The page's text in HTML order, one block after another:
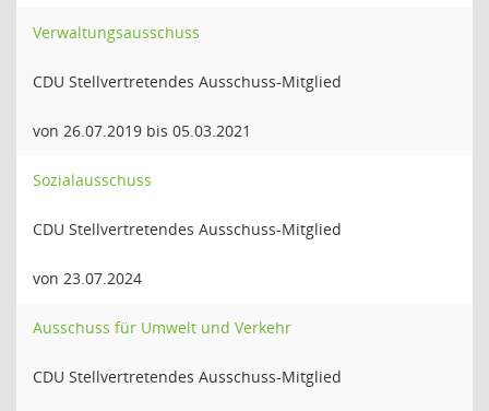
Verwaltungsausschuss
CDU Stellvertretendes Ausschuss-Mitglied
von 26.07.2019 bis 05.03.2021
Sozialausschuss
CDU Stellvertretendes Ausschuss-Mitglied
von 23.07.2024
Ausschuss für Umwelt und Verkehr
CDU Stellvertretendes Ausschuss-Mitglied